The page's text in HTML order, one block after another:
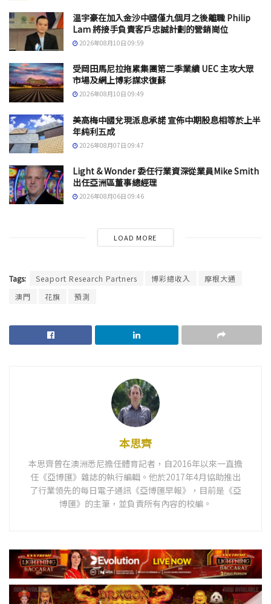
温宇豪在加入金沙中國僅九個月之後離職 Philip
Lam 將接手負責客戶忠誠計劃的營銷崗位
2026年08月10日 09:59
受岡田馬尼拉拖累集團第二季業績 UEC 主攻大眾
市場及網上博彩謀求復蘇
2026年08月10日 09:49
美高梅中國兌現派息承諾 宣佈中期股息相等於上半
年純利五成
2026年08月07日 09:47
Light & Wonder 委任行業資深從業員Mike Smith
出任亞洲區董事總經理
2026年08月06日 09:46
LOAD MORE
Tags: Seaport Research Partners 博彩總收入
摩根大通
澳門
花旗 預測
本思齊
本思齊曾在澳洲悉尼擔任體育記者，自2016年以來一直擔
任《亞博匯》雜誌的執行編輯。他於2017年4月協助推出
了行業領先的每日電子通訊《亞博匯早報》，目前是《亞
博匯》的主筆，並負責所有內容的校編。